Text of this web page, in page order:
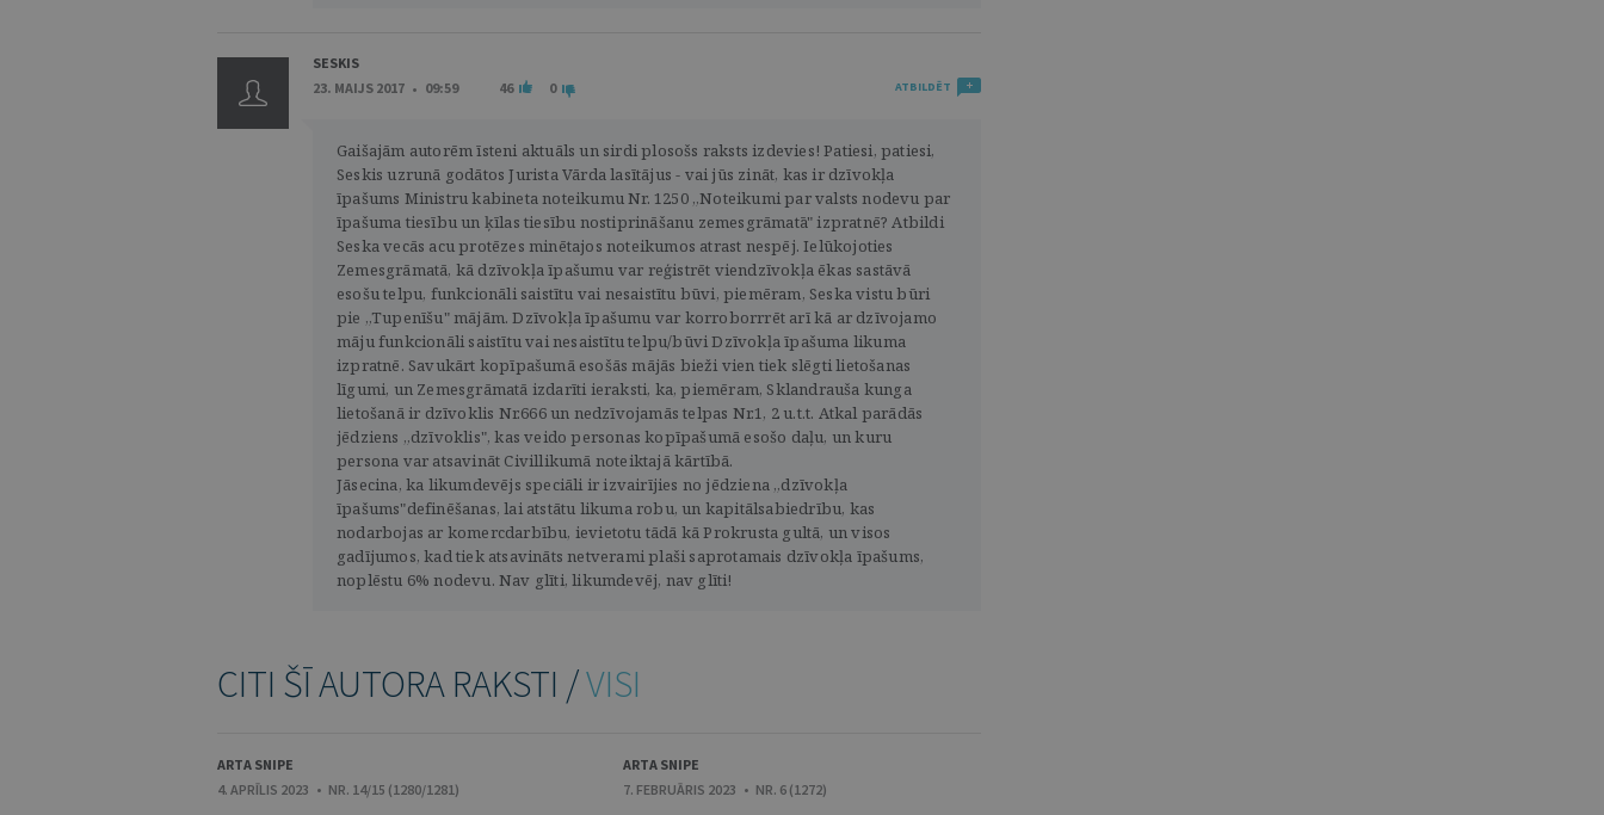
SESKIS
23. MAIJS 2017 • 09:59
46 0 ATBILDĒT
Gaišajām autorēm īsteni aktuāls un sirdi plosošs raksts izdevies! Patiesi, patiesi,
Seskis uzrunā godātos Jurista Vārda lasītājus - vai jūs zināt, kas ir dzīvokļa
īpašums Ministru kabineta noteikumu Nr. 1250 „Noteikumi par valsts nodevu par
īpašuma tiesību un ķīlas tiesību nostiprināšanu zemesgrāmatā" izpratnē? Atbildi
Seska vecās acu protēzes minētajos noteikumos atrast nespēj. Ielūkojoties
Zemesgrāmatā, kā dzīvokļa īpašumu var reģistrēt viendzīvokļa ēkas sastāvā
esošu telpu, funkcionāli saistītu vai nesaistītu būvi, piemēram, Seska vistu būri
pie „Tupenīšu" mājām. Dzīvokļa īpašumu var korroborrrēt arī kā ar dzīvojamo
māju funkcionāli saistītu vai nesaistītu telpu/būvi Dzīvokļa īpašuma likuma
izpratnē. Savukārt kopīpašumā esošās mājās bieži vien tiek slēgti lietošanas
līgumi, un Zemesgrāmatā izdarīti ieraksti, ka, piemēram, Sklandrauša kunga
lietošanā ir dzīvoklis Nr.666 un nedzīvojamās telpas Nr.1, 2 u.t.t. Atkal parādās
jēdziens „dzīvoklis", kas veido personas kopīpašumā esošo daļu, un kuru
persona var atsavināt Civillikumā noteiktajā kārtībā.
Jāsecina, ka likumdevējs speciāli ir izvairījies no jēdziena „dzīvokļa
īpašums"definēšanas, lai atstātu likuma robu, un kapitālsabiedrību, kas
nodarbojas ar komercdarbību, ievietotu tādā kā Prokrusta gultā, un visos
gadījumos, kad tiek atsavināts netverami plaši saprotamais dzīvokļa īpašums,
noplēstu 6% nodevu. Nav glīti, likumdevēj, nav glīti!
CITI ŠĪ AUTORA RAKSTI /VISI
ARTA SNIPE
4. APRĪLIS 2023 • NR. 14/15 (1280/1281)
ARTA SNIPE
7. FEBRUĀRIS 2023 • NR. 6 (1272)